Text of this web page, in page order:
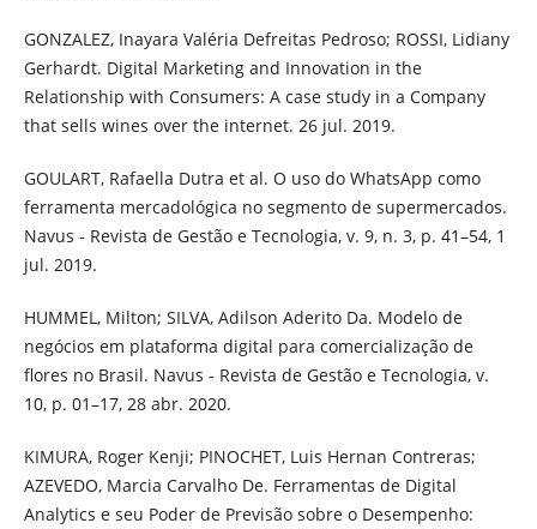
GONZALEZ, Inayara Valéria Defreitas Pedroso; ROSSI, Lidiany
Gerhardt. Digital Marketing and Innovation in the
Relationship with Consumers: A case study in a Company
that sells wines over the internet. 26 jul. 2019.
GOULART, Rafaella Dutra et al. O uso do WhatsApp como
ferramenta mercadológica no segmento de supermercados.
Navus - Revista de Gestão e Tecnologia, v. 9, n. 3, p. 41–54, 1
jul. 2019.
HUMMEL, Milton; SILVA, Adilson Aderito Da. Modelo de
negócios em plataforma digital para comercialização de
flores no Brasil. Navus - Revista de Gestão e Tecnologia, v.
10, p. 01–17, 28 abr. 2020.
KIMURA, Roger Kenji; PINOCHET, Luis Hernan Contreras;
AZEVEDO, Marcia Carvalho De. Ferramentas de Digital
Analytics e seu Poder de Previsão sobre o Desempenho: